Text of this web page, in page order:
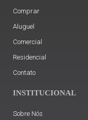
Comprar
Aluguel
Comercial
Residencial
Contato
INSTITUCIONAL
Sobre Nós